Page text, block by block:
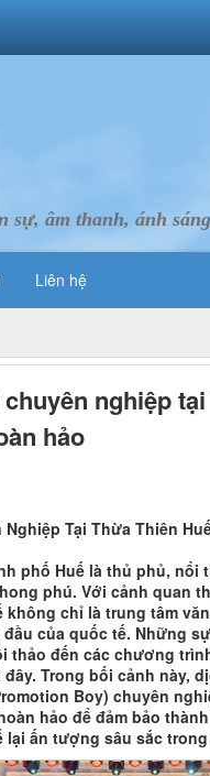
âm thanh, ánh
Liên hệ
nghiệp
hảo
Tại Thừa Thiên
phố Huế là thủ phủ, nổi
phú. Với cảnh quan
chỉ là trung tâm
của quốc tế. Những
thảo đến các chương
Trong bối cảnh này,
Boy) chuyên
hảo để đảm bảo
ấn tượng sâu sắc